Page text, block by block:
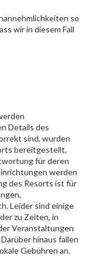
so
wir in diesem Fall
Details des
sind, wurden
bereitgestellt,
für deren
werden
des Resorts ist für
Leider sind einige
zu Zeiten, in
Veranstaltungen
hinaus fallen
Gebühren an.